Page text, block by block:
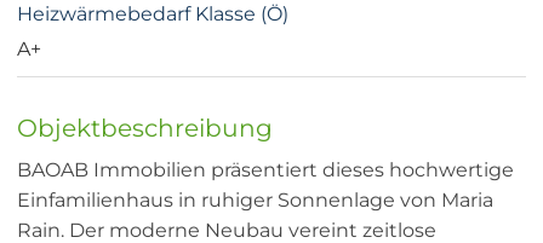
Heizwärmebedarf Klasse (Ö)
A+
Objektbeschreibung
BAOAB Immobilien präsentiert dieses hochwertige
Einfamilienhaus in ruhiger Sonnenlage von Maria
Rain. Der moderne Neubau vereint zeitlose